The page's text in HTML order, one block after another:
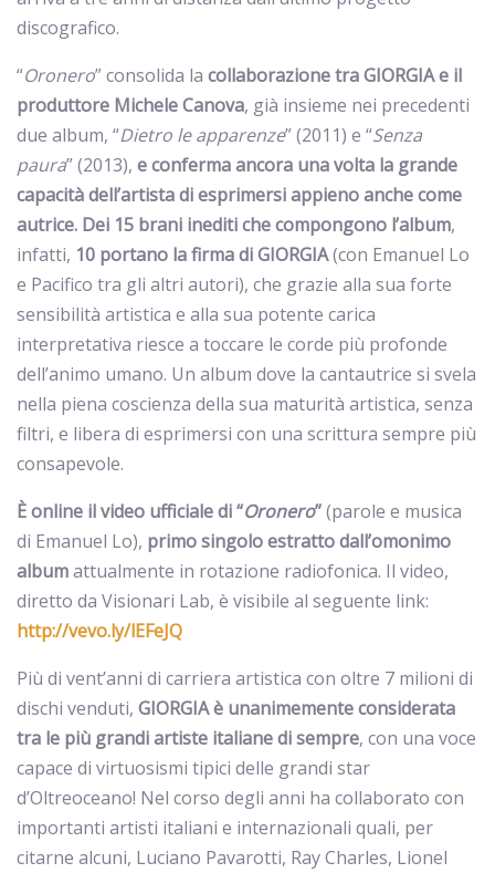
discografico.
“Oronero” consolida la collaborazionetra GIORGIA e il
produttore Michele Canova, già insieme nei precedenti
due album, “Dietro le apparenze” (2011) e “Senza
paura” (2013), e conferma ancora una volta la grande
capacità dell’artista di esprimersi appieno anche come
autrice. Dei 15 brani inediti che compongono l’album,
infatti, 10 portano la firma di GIORGIA(con Emanuel Lo
e Pacifico tra gli altri autori), che grazie alla sua forte
sensibilità artistica e alla sua potente carica
interpretativa riesce a toccare le corde più profonde
dell’animo umano. Un album dove la cantautrice si svela
nella piena coscienza della sua maturità artistica, senza
filtri, e libera di esprimersi con una scrittura sempre più
consapevole.
È online il video ufficiale di “Oronero”(parole e musica
di Emanuel Lo), primo singolo estratto dall’omonimo
albumattualmente in rotazione radiofonica. Il video,
diretto da Visionari Lab, è visibile al seguente link:
http://vevo.ly/lEFeJQ
Più di vent’anni di carriera artistica con oltre 7 milioni di
dischi venduti, GIORGIA è unanimemente considerata
tra le più grandi artiste italiane di sempre, con una voce
capace di virtuosismi tipici delle grandi star
d’Oltreoceano! Nel corso degli anni ha collaborato con
importanti artisti italiani e internazionali quali, per
citarne alcuni, Luciano Pavarotti, Ray Charles, Lionel